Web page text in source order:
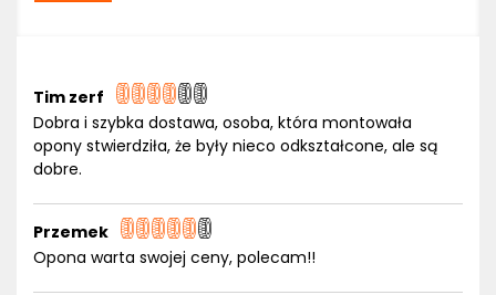
Tim zerf
Dobra i szybka dostawa, osoba, która montowała
opony stwierdziła, że były nieco odkształcone, ale są
dobre.
Przemek
Opona warta swojej ceny, polecam!!